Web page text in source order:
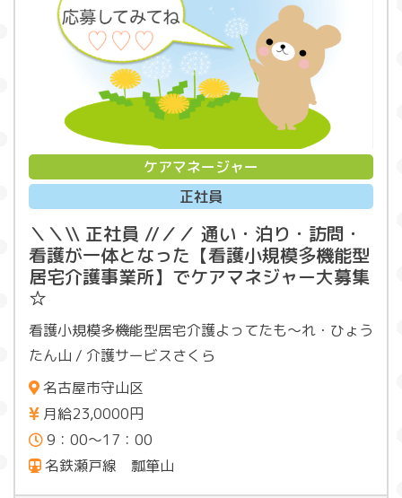
ケアマネージャー
正社員
＼＼\\ 正社員 //／／ 通い・泊り・訪問・
看護が一体となった【看護小規模多機能型
居宅介護事業所】でケアマネジャー大募集
☆
看護小規模多機能型居宅介護よってたも〜れ・ひょう
たん山 / 介護サービスさくら
名古屋市守山区
月給23,0000円
9：00〜17：00
名鉄瀬戸線 瓢箪山